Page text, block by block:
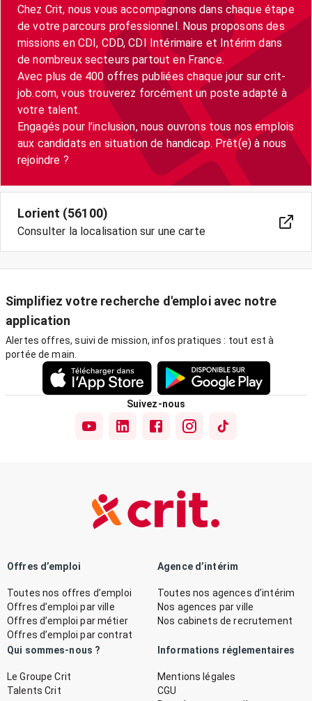
Chez Crit, nous vous accompagnons dans chaque étape
de votre parcours professionnel. Nous proposons des
missions en CDI, CDD, CDI Intérimaire et Intérim dans
de nombreux secteurs partout en France.
Avec plus de 400 offres publiées chaque jour sur crit-
job.com, vous trouverez forcément un poste adapté à
votre talent.
Engagés pour l’inclusion, nous ouvrons tous nos emplois
aux candidats en situation de handicap. Prêt(e) à nous
Lorient (56100)
Consulter la localisation sur une carte
Simplifiez votre recherche d'emploi avec notre
application
Alertes offres, suivi de mission, infos pratiques : tout est à
portée de main.
Suivez-nous
Offres d’emploi
Toutes nos offres d’emploi
Offres d’emploi par ville
Offres d’emploi par métier
Offres d’emploi par contrat
Agence d’intérim
Toutes nos agences d’intérim
Nos agences par ville
Nos cabinets de recrutement
Qui sommes-nous ?
Le Groupe Crit
Talents Crit
Informations réglementaires
Mentions légales
CGU